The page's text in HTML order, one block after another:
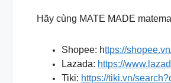
Hãy cùng MATE MADE
Shopee: https://
Lazada: https://
Tiki: https://tiki.vn/